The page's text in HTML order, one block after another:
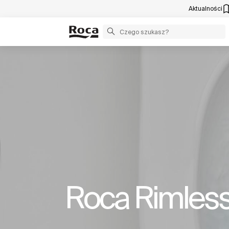
Aktualności
Roca